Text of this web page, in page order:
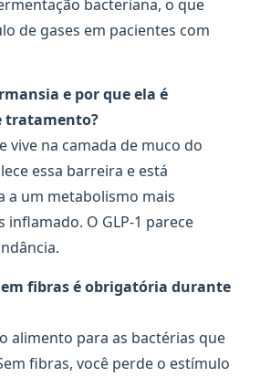
bacteriana, o que
de gases em pacientes com
e por que ela é
tratamento?
vive na camada de muco do
essa barreira e está
a um metabolismo mais
inflamado. O GLP-1 parece
fibras é obrigatória durante
alimento para as bactérias que
fibras, você perde o estímulo